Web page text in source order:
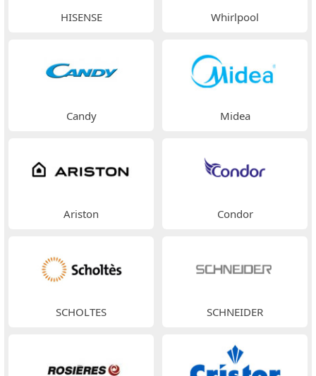
HISENSE Whirlpool
Candy Midea
Ariston Condor
SCHOLTES SCHNEIDER